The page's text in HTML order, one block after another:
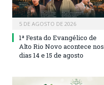
5 DE AGOSTO DE 2026
1ª Festa do Evangélico de
Alto Rio Novo acontece nos
dias 14 e 15 de agosto